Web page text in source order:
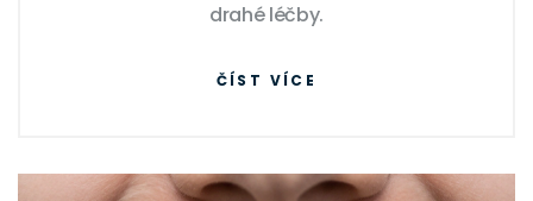
drahé léčby.
ČÍST VÍCE